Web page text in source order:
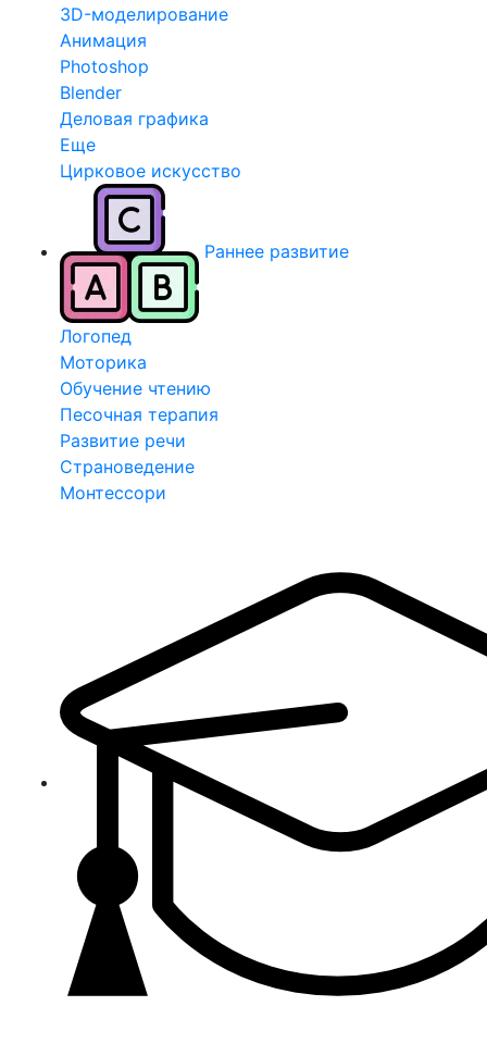
3D-моделирование
Анимация
Photoshop
Blender
Деловая графика
Еще
Цирковое искусство
Раннее развитие
Логопед
Моторика
Обучение чтению
Песочная терапия
Развитие речи
Страноведение
Монтессори